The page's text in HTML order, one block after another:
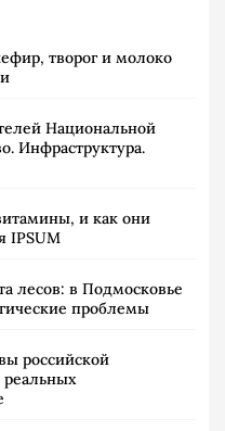
творог и молоко
Национальной
Инфраструктура.
и как они
IPSUM
лесов: в Подмосковье
проблемы
российской